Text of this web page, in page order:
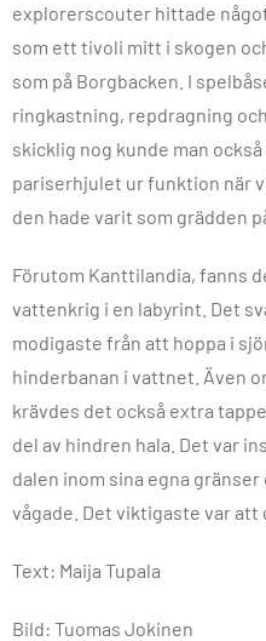
explorerscouter hittade
som ett tivoli mitt i skogen
som på Borgbacken. I
ringkastning, repdragning
skicklig nog kunde man
pariserhjulet ur funktion när
den hade varit som grädden
Förutom Kanttilandia, fanns
vattenkrig i en labyrint. Det
modigaste från att hoppa i
hinderbanan i vattnet. Även
krävdes det också extra
del av hindren hala. Det var
dalen inom sina egna
vågade. Det viktigaste var
Text: Maija Tupala
Bild: Tuomas Jokinen